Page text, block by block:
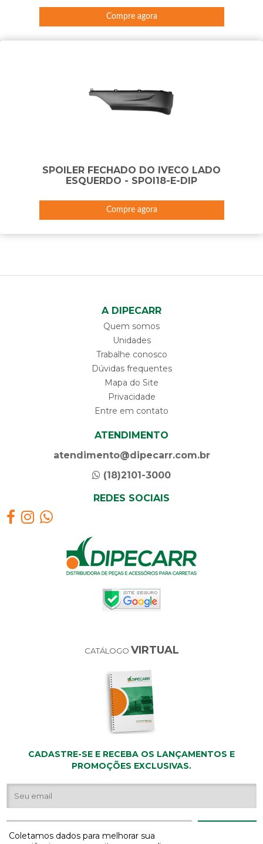
Compre agora
SPOILER FECHADO DO IVECO LADO
ESQUERDO - SPOI18-E-DIP
Compre agora
A DIPECARR
Quem somos
Unidades
Trabalhe conosco
Dúvidas frequentes
Mapa do Site
Privacidade
Entre em contato
ATENDIMENTO
atendimento@dipecarr.com.br
(18)2101-3000
REDES SOCIAIS
CATÁLOGO VIRTUAL
CADASTRE-SE E RECEBA OS LANÇAMENTOS E
PROMOÇÕES EXCLUSIVAS.
Coletamos dados para melhorar sua